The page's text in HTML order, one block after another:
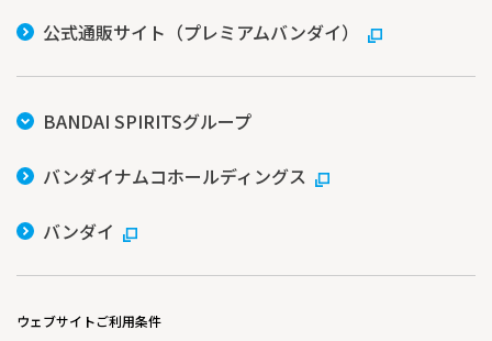
公式通販サイト（プレミアムバンダイ）
BANDAI SPIRITSグループ
バンダイナムコホールディングス
バンダイ
ウェブサイトご利用条件